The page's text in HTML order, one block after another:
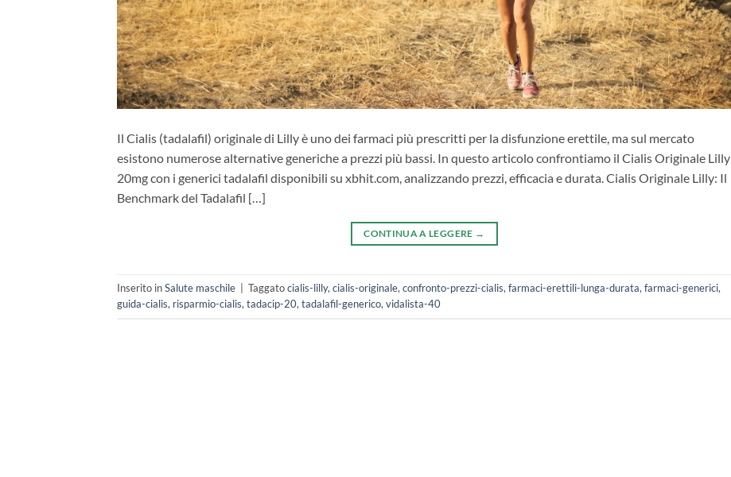
Il Cialis (tadalafil) originale di Lilly è uno dei farmaci più prescritti per la disfunzione erettile, ma sul mercato
esistono numerose alternative generiche a prezzi più bassi. In questo articolo confrontiamo il Cialis Originale Lilly
20mg con i generici tadalafil disponibili su xbhit.com, analizzando prezzi, efficacia e durata. Cialis Originale Lilly: Il
Benchmark del Tadalafil […]
CONTINUA A LEGGERE →
Inserito inSalute maschile Taggatocialis-lilly,cialis-originale,confronto-prezzi-cialis,farmaci-erettili-lunga-durata,farmaci-generici,
guida-cialis, risparmio-cialis,tadacip-20,tadalafil-generico,vidalista-40